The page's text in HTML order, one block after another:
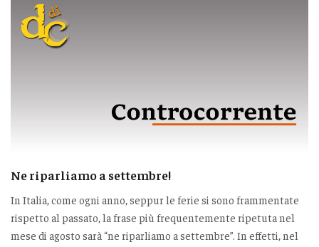
Ne riparliamo a settembre!
In Italia, come ogni anno, seppur le ferie si sono frammentate
rispetto al passato, la frase più frequentemente ripetuta nel
mese di agosto sarà “ne riparliamo a settembre”. In effetti, nel